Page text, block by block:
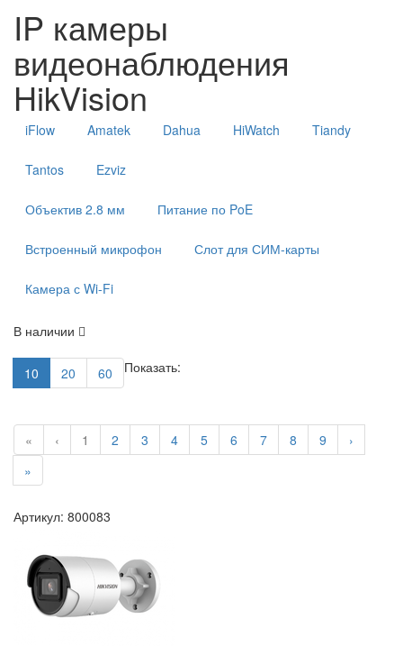
IP камеры
видеонаблюдения
HikVision
iFlow Amatek Dahua HiWatch Tiandy
Tantos Ezviz
Объектив 2.8 мм Питание по PoE
Встроенный микрофон Слот для СИМ-карты
Камера с Wi-Fi
В наличии
Показать:
10 20 60
« ‹ 1 2 3 4 5 6 7 8 9
›
»
Артикул: 800083